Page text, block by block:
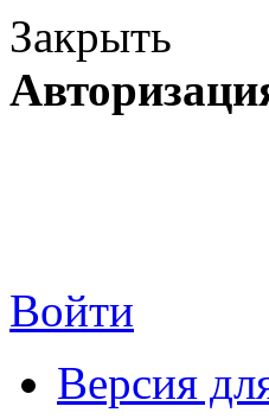
Закрыть
Войти
Версия